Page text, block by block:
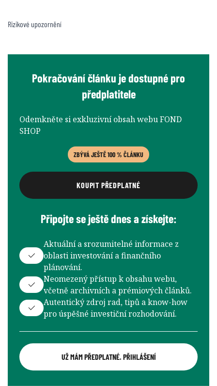
Rizikové upozornění
Pokračování článku je dostupné pro
předplatitele
Odemkněte si exkluzivní obsah webu FOND
SHOP
ZBÝVÁ JEŠTĚ 100 % ČLÁNKU
KOUPIT PŘEDPLATNÉ
Připojte se ještě dnes a získejte:
Aktuální a srozumitelné informace z
oblasti investování a finančního
plánování.
Neomezený přístup k obsahu webu,
včetně archivních a prémiových článků.
Autentický zdroj rad, tipů a know-how
pro úspěšné investiční rozhodování.
UŽ MÁM PŘEDPLATNÉ. PŘIHLÁŠENÍ